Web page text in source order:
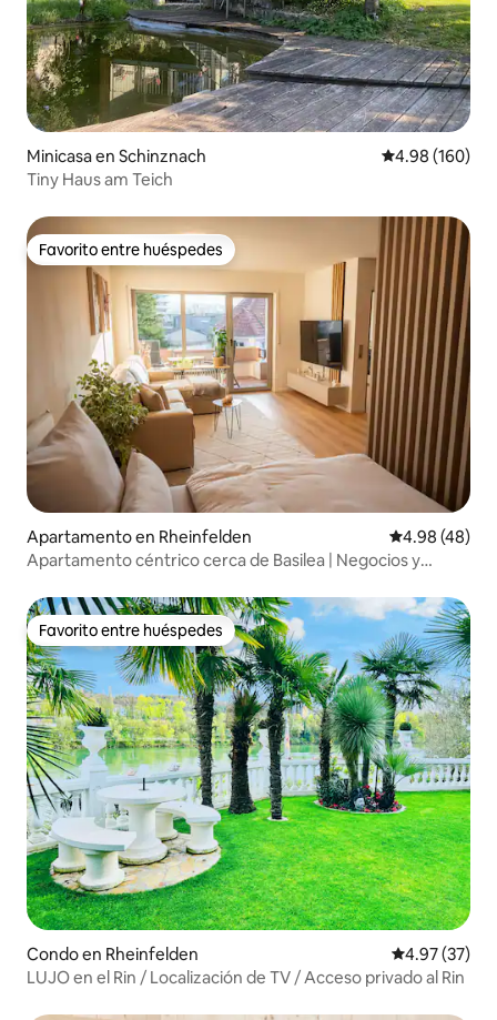
Minicasa en Schinznach Calificación
4.98 (160)
Tiny Haus am Teich
Favorito entre huéspedes
Favorito entre huéspedes
Apartamento en Rheinfelden Calificación
4.98 (48)
Apartamento céntrico cerca de Basilea | Negocios y
Favorito entre huéspedes
Favorito entre huéspedes
Condo en Rheinfelden Calificación
4.97 (37)
LUJO en el Rin / Localización de TV / Acceso privado al Rin